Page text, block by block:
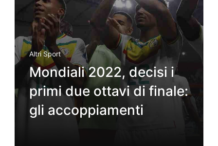
Altri Sport
Mondiali 2022, decisi i
primi due ottavi di finale:
gli accoppiamenti